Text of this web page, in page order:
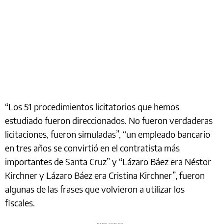
“Los 51 procedimientos licitatorios que hemos
estudiado fueron direccionados. No fueron verdaderas
licitaciones, fueron simuladas”, “un empleado bancario
en tres años se convirtió en el contratista más
importantes de Santa Cruz” y “Lázaro Báez era Néstor
Kirchner y Lázaro Báez era Cristina Kirchner”, fueron
algunas de las frases que volvieron a utilizar los
fiscales.